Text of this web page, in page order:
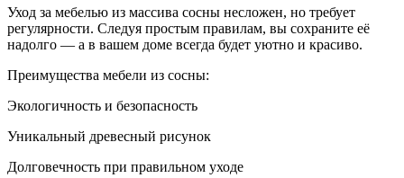
Уход за мебелью из массива сосны несложен, но требует
регулярности. Следуя простым правилам, вы сохраните её
надолго — а в вашем доме всегда будет уютно и красиво.
Преимущества мебели из сосны:
Экологичность и безопасность
Уникальный древесный рисунок
Долговечность при правильном уходе